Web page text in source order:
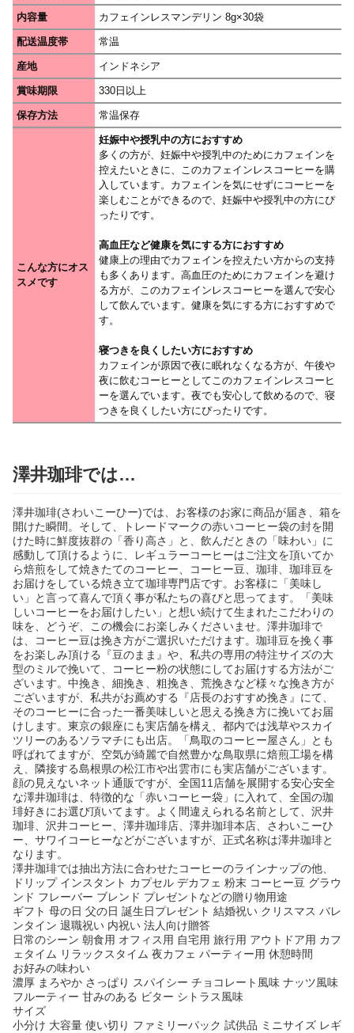
内容量 カフェインレスマンデリン 8g×30袋
配送温度帯 常温
産地 インドネシア
賞味期限 330日以上
保存方法 常温保存
こんな方にオス
スメです
妊娠中や授乳中の方におすすめ
多くの方が、妊娠中や授乳中のためにカフェインを
控えたいときに、このカフェインレスコーヒーを購
入しています。カフェインを気にせずにコーヒーを
楽しむことができるので、妊娠中や授乳中の方にぴ
ったりです。
高血圧など健康を気にする方におすすめ
健康上の理由でカフェインを控えたい方からの支持
も多くあります。高血圧のためにカフェインを避け
る方が、このカフェインレスコーヒーを選んで安心
して飲んでいます。健康を気にする方におすすめで
す。
寝つきを良くしたい方におすすめ
カフェインが原因で夜に眠れなくなる方が、午後や
夜に飲むコーヒーとしてこのカフェインレスコーヒ
ーを選んでいます。夜でも安心して飲めるので、寝
つきを良くしたい方にぴったりです。
澤井珈琲では…
澤井珈琲(さわいこーひー)では、お客様のお家に商品が届き、箱を
開けた瞬間。そして、トレードマークの赤いコーヒー袋の封を開
けた時に鮮度抜群の「香り高さ」と、飲んだときの「味わい」に
感動して頂けるように、レギュラーコーヒーはご注文を頂いてか
ら焙煎をして焼きたてのコーヒー、コーヒー豆、珈琲、珈琲豆を
お届けをしている焼き立て珈琲専門店です。お客様に「美味し
い」と言って喜んで頂く事が私たちの喜びと思ってます。「美味
しいコーヒーをお届けしたい」と想い続けて生まれたこだわりの
味を、どうぞ、この機会にお楽しみくださいませ。澤井珈琲で
は、コーヒー豆は挽き方がご選択いただけます。珈琲豆を挽く事
をお楽しみ頂ける『豆のまま』や、私共の専用の特注サイズの大
型のミルで挽いて、コーヒー粉の状態にしてお届けする方法がご
ざいます。中挽き、細挽き、粗挽き、荒挽きなど様々な挽き方が
ございますが、私共がお薦めする『店長のおすすめ挽き』にて、
そのコーヒーに合った一番美味しいと思える挽き方に挽いてお届
けします。東京の銀座にも実店舗を構え、都内では浅草やスカイ
ツリーのあるソラマチにも出店。「鳥取のコーヒー屋さん」とも
呼ばれてますが、空気が綺麗で自然豊かな鳥取県に焙煎工場を構
え、隣接する島根県の松江市や出雲市にも実店舗がございます。
顔の見えないネット通販ですが、全国11店舗を展開する安心安全
な澤井珈琲は、特徴的な「赤いコーヒー袋」に入れて、全国の珈
琲好きにお選び頂いてます。よく間違えられる名前として、沢井
珈琲、沢井コーヒー、澤井珈琲店、澤井珈琲本店、さわいこーひ
ー、サワイコーヒーなどがございますが、正式名称は澤井珈琲と
なります。
澤井珈琲では抽出方法に合わせたコーヒーのラインナップの他、
ドリップ インスタント カプセル デカフェ 粉末 コーヒー豆 グラウ
ンド フレーバー ブレンド プレゼントなどの贈り物用途
ギフト 母の日 父の日 誕生日プレゼント 結婚祝い クリスマス バレ
ンタイン 退職祝い 内祝い 法人向け贈答
日常のシーン 朝食用 オフィス用 自宅用 旅行用 アウトドア用 カフ
ェタイム リラックスタイム 夜カフェ パーティー用 休憩時間
お好みの味わい
濃厚 まろやか さっぱり スパイシー チョコレート風味 ナッツ風味
フルーティー 甘みのある ビター シトラス風味
サイズ
小分け 大容量 使い切り ファミリーパック 試供品 ミニサイズ レギ